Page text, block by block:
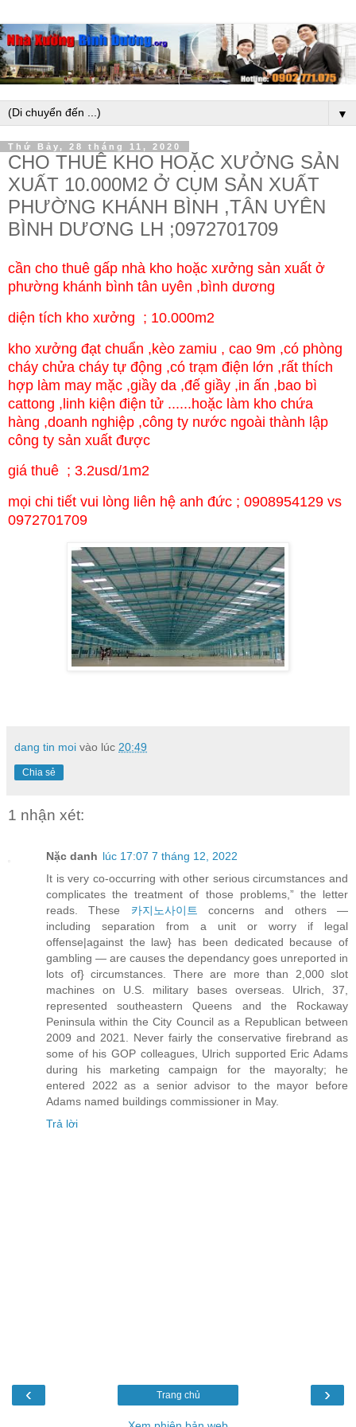
▼
Thứ Bảy, 28 tháng 11, 2020
CHO THUÊ KHO HOẶC XƯỞNG SẢN
XUẤT 10.000M2 Ở CỤM SẢN XUẤT
PHƯỜNG KHÁNH BÌNH ,TÂN UYÊN
BÌNH DƯƠNG LH ;0972701709
cần cho thuê gấp nhà kho hoặc xưởng sản xuất ở
phường khánh bình tân uyên ,bình dương
diện tích kho xưởng ; 10.000m2
kho xưởng đạt chuẩn ,kèo zamiu , cao 9m ,có phòng
cháy chửa cháy tự động ,có trạm điện lớn ,rất thích
hợp làm may mặc ,giầy da ,đế giầy ,in ấn ,bao bì
cattong ,linh kiện điện tử ......hoặc làm kho chứa
hàng ,doanh nghiệp ,công ty nước ngoài thành lập
công ty sản xuất được
giá thuê ; 3.2usd/1m2
mọi chi tiết vui lòng liên hệ anh đức ; 0908954129 vs
0972701709
dang tin moi vào lúc 20:49
Chia sẻ
1 nhận xét:
Nặc danh lúc 17:07 7 tháng 12, 2022
It is very co-occurring with other serious circumstances and
complicates the treatment of those problems,” the letter
reads. These 카지노사이트 concerns and others —
including separation from a unit or worry if legal
offense|against the law} has been dedicated because of
gambling — are causes the dependancy goes unreported in
lots of} circumstances. There are more than 2,000 slot
machines on U.S. military bases overseas. Ulrich, 37,
represented southeastern Queens and the Rockaway
Peninsula within the City Council as a Republican between
2009 and 2021. Never fairly the conservative firebrand as
some of his GOP colleagues, Ulrich supported Eric Adams
during his marketing campaign for the mayoralty; he
entered 2022 as a senior advisor to the mayor before
Adams named buildings commissioner in May.
Trả lời
‹ ›
Trang chủ